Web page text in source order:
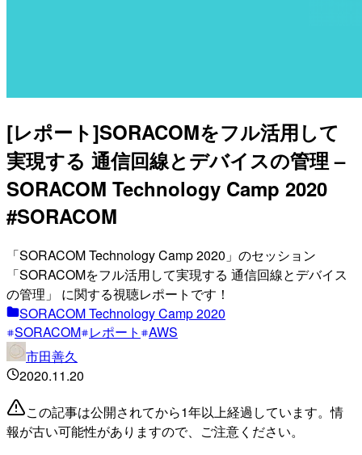
[レポート]SORACOMをフル活用して
実現する 通信回線とデバイスの管理 –
SORACOM Technology Camp 2020
#SORACOM
「SORACOM Technology Camp 2020」のセッション
「SORACOMをフル活用して実現する 通信回線とデバイス
の管理」 に関する視聴レポートです！
SORACOM Technology Camp 2020
SORACOM レポート
AWS
市田善久
2020.11.20
この記事は公開されてから1年以上経過しています。情
報が古い可能性がありますので、ご注意ください。